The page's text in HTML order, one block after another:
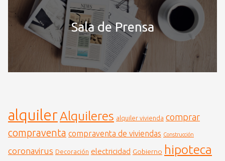
Sala de Prensa
alquilerAlquileres alquiler vivienda comprar
compraventa compraventa de viviendas Construcción
coronavirus Decoración electricidad Gobierno hipoteca